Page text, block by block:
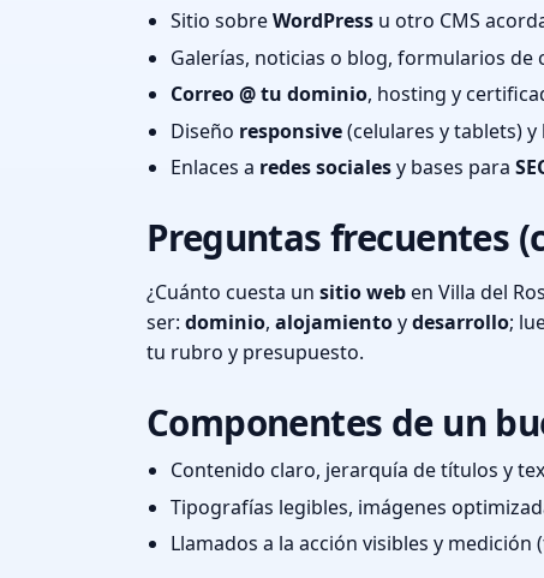
Sitio sobreWordPress u otro CMS
Galerías, noticias o blog, formularios
Correo @ tu dominio, hosting y
Diseño responsive(celulares y tablets)
Enlaces a redes socialesy bases para
Preguntas frecuentes
¿Cuánto cuesta un sitio weben Villa del
ser: dominio, alojamientoydesarrollo;
tu rubro y presupuesto.
Componentes de un
Contenido claro, jerarquía de títulos y
Tipografías legibles, imágenes
Llamados a la acción visibles y